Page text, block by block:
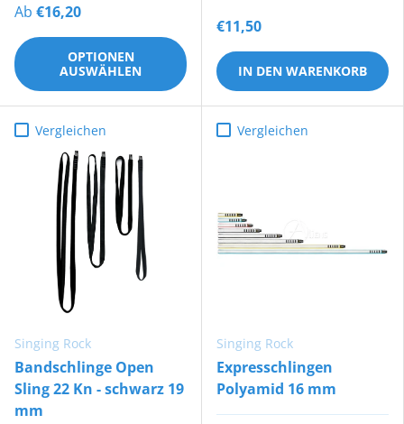
Ab €16,20
OPTIONEN
AUSWÄHLEN
€11,50
IN DEN WARENKORB
Vergleichen
Singing Rock
Bandschlinge Open
Sling 22 Kn - schwarz 19
mm
Vergleichen
Singing Rock
Expresschlingen
Polyamid 16 mm